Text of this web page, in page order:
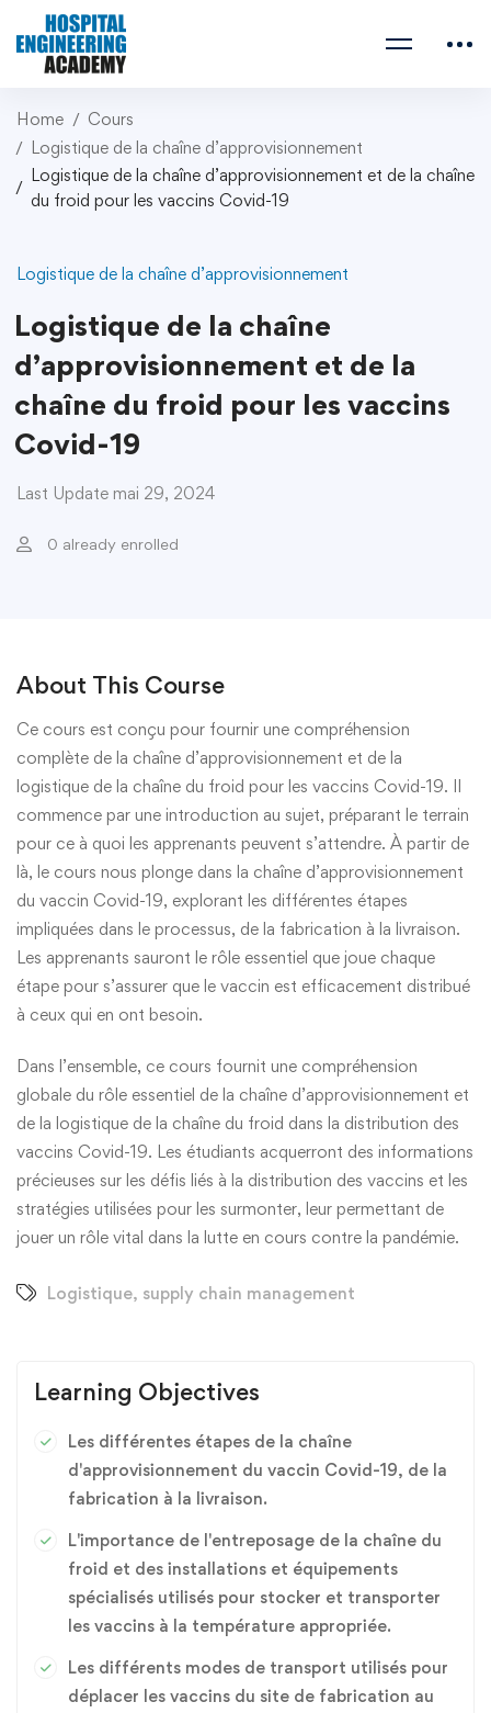
Home
Cours
Logistique de la chaîne d’approvisionnement
Logistique de la chaîne d’approvisionnement et de la chaîne
du froid pour les vaccins Covid-19
Logistique de la chaîne d’approvisionnement
Logistique de la chaîne
d’approvisionnement et de la
chaîne du froid pour les vaccins
Covid-19
Last Update mai 29, 2024
0 already enrolled
About This Course
Ce cours est conçu pour fournir une compréhension
complète de la chaîne d’approvisionnement et de la
logistique de la chaîne du froid pour les vaccins Covid-19. Il
commence par une introduction au sujet, préparant le terrain
pour ce à quoi les apprenants peuvent s’attendre. À partir de
là, le cours nous plonge dans la chaîne d’approvisionnement
du vaccin Covid-19, explorant les différentes étapes
impliquées dans le processus, de la fabrication à la livraison.
Les apprenants sauront le rôle essentiel que joue chaque
étape pour s’assurer que le vaccin est efficacement distribué
à ceux qui en ont besoin.
Dans l’ensemble, ce cours fournit une compréhension
globale du rôle essentiel de la chaîne d’approvisionnement et
de la logistique de la chaîne du froid dans la distribution des
vaccins Covid-19. Les étudiants acquerront des informations
précieuses sur les défis liés à la distribution des vaccins et les
stratégies utilisées pour les surmonter, leur permettant de
jouer un rôle vital dans la lutte en cours contre la pandémie.
Logistique, supply chain management
Learning Objectives
Les différentes étapes de la chaîne
d'approvisionnement du vaccin Covid-19, de la
fabrication à la livraison.
L'importance de l'entreposage de la chaîne du
froid et des installations et équipements
spécialisés utilisés pour stocker et transporter
les vaccins à la température appropriée.
Les différents modes de transport utilisés pour
déplacer les vaccins du site de fabrication au